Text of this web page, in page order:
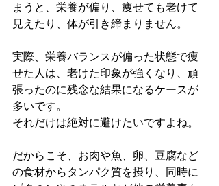
まうと、栄養が偏り、痩せても老けて
見えたり、体が引き締まりません。
実際、栄養バランスが偏った状態で痩
せた人は、老けた印象が強くなり、頑
張ったのに残念な結果になるケースが
多いです。
それだけは絶対に避けたいですよね。
だからこそ、お肉や魚、卵、豆腐など
の食材からタンパク質を摂り、同時に